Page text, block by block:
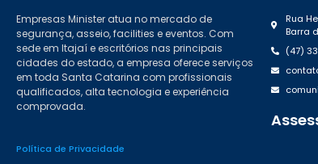
Empresas Minister atua no mercado de
segurança, asseio, facilities e eventos. Com
sede em Itajaí e escritórios nas principais
cidades do estado, a empresa oferece serviços
em toda Santa Catarina com profissionais
qualificados, alta tecnologia e experiência
comprovada.
Política de Privacidade
Rua
Barra
(47)
(47)